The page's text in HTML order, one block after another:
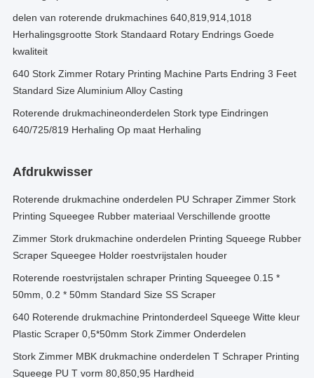
delen van roterende drukmachines 640,819,914,1018
Herhalingsgrootte Stork Standaard Rotary Endrings Goede
kwaliteit
640 Stork Zimmer Rotary Printing Machine Parts Endring 3 Feet
Standard Size Aluminium Alloy Casting
Roterende drukmachineonderdelen Stork type Eindringen
640/725/819 Herhaling Op maat Herhaling
Afdrukwisser
Roterende drukmachine onderdelen PU Schraper Zimmer Stork
Printing Squeegee Rubber materiaal Verschillende grootte
Zimmer Stork drukmachine onderdelen Printing Squeege Rubber
Scraper Squeegee Holder roestvrijstalen houder
Roterende roestvrijstalen schraper Printing Squeegee 0.15 *
50mm, 0.2 * 50mm Standard Size SS Scraper
640 Roterende drukmachine Printonderdeel Squeege Witte kleur
Plastic Scraper 0,5*50mm Stork Zimmer Onderdelen
Stork Zimmer MBK drukmachine onderdelen T Schraper Printing
Squeege PU T vorm 80,850,95 Hardheid